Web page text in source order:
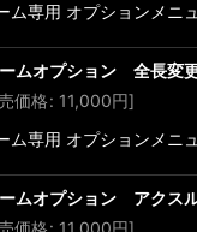
ム専用 オプションメ
ムオプション 全長変
価格: 11,000円]
ム専用 オプションメ
ムオプション アクス